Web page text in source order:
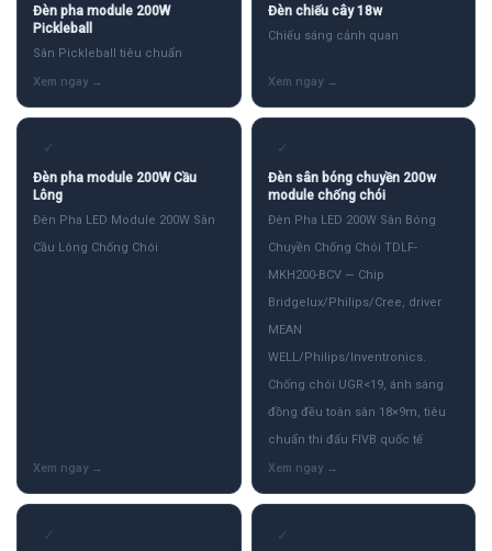
Đèn pha module 200W
Pickleball
Sân Pickleball tiêu chuẩn
Đèn chiếu cây 18w
Chiếu sáng cảnh quan
✓
Đèn pha module 200W Cầu
Lông
Đèn Pha LED Module 200W Sân
Cầu Lông Chống Chói
✓
Đèn sân bóng chuyền 200w
module chống chói
Đèn Pha LED 200W Sân Bóng
Chuyền Chống Chói TDLF-
MKH200-BCV — Chip
Bridgelux/Philips/Cree, driver
MEAN
WELL/Philips/Inventronics.
Chống chói UGR<19, ánh sáng
đồng đều toàn sân 18×9m, tiêu
chuẩn thi đấu FIVB quốc tế
✓ ✓